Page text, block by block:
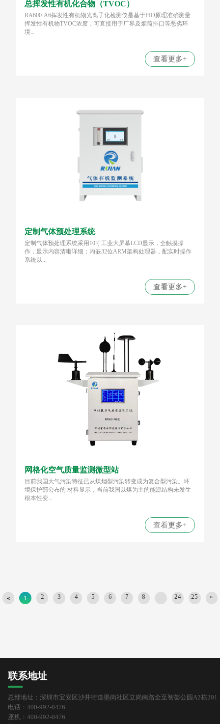
总挥发性有机化合物（TVOC）
RA600-A6挥发性有机物光离子化检测仪是基于PID原理准确测量
挥发性有机物TVOC浓度，可直接用于厂界及烟筒排口等恶劣环
境...
查看更多+
定制气体预处理系统
定制气体预处理系统采用10寸工业大屏幕LCD显示，全触摸操
作，显示内容清晰详细；内嵌32位ARM架构处理器，配实时操作
系统以...
查看更多+
网格化空气质量监测微型站
目前我国大气污染特征已从煤烟型污染转变成为复合型污染。环
境保护部公布的 材料显示，当前我国以煤为主的能源结构未发生
根本性变...
查看更多+
« 1 2 3 4 5 6 7 8 ... 24 25 »
联系地址
总部地址：深圳市宝安区沙井街道壆岗社区立岗南路全至智荟公园A2栋201
电话：400-992-0476
座机：400-992-0476